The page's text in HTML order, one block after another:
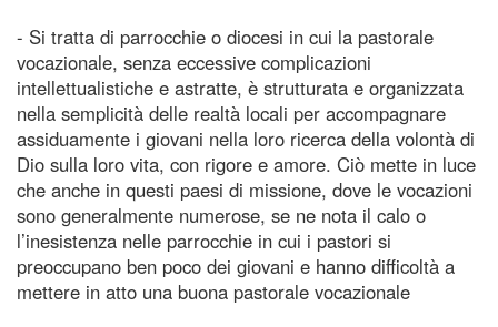
- Si tratta di parrocchie o diocesi in cui la pastorale
vocazionale, senza eccessive complicazioni
intellettualistiche e astratte, è strutturata e organizzata
nella semplicità delle realtà locali per accompagnare
assiduamente i giovani nella loro ricerca della volontà di
Dio sulla loro vita, con rigore e amore. Ciò mette in luce
che anche in questi paesi di missione, dove le vocazioni
sono generalmente numerose, se ne nota il calo o
l’inesistenza nelle parrocchie in cui i pastori si
preoccupano ben poco dei giovani e hanno difficoltà a
mettere in atto una buona pastorale vocazionale